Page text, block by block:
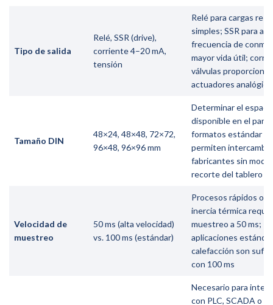
Tipo de salida
Relé, SSR (drive),
corriente 4–20 mA,
tensión
Relé para cargas
simples; SSR para alta
frecuencia de
mayor vida útil;
válvulas
actuadores
Tamaño DIN
48×24, 48×48, 72×72,
96×48, 96×96 mm
Determinar el
disponible en el
formatos estándar
permiten
fabricantes sin
recorte del tablero
Velocidad de
muestreo
50 ms (alta velocidad)
vs. 100 ms (estándar)
Procesos rápidos o
inercia térmica
muestreo a 50 ms;
aplicaciones
calefacción son
con 100 ms
Necesario para
con PLC, SCADA o